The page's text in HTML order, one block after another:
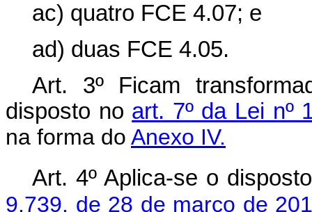
ac) quatro FCE 4.07; e
ad) duas FCE 4.05.
Art. 3º Ficam
disposto no art. 7º da Lei nº
na forma do Anexo IV.
Art. 4º Aplica-se o
9.739, de 28 de março de